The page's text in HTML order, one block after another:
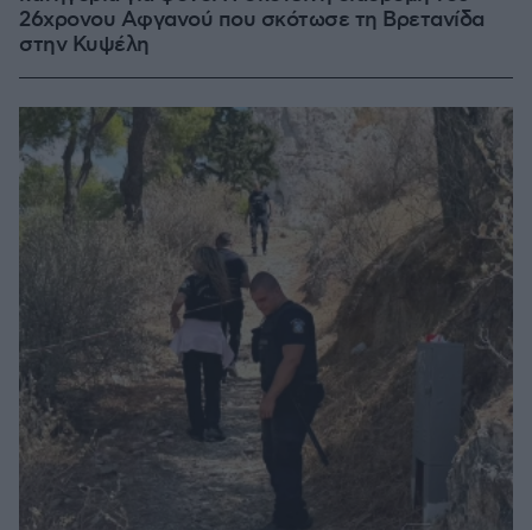
26χρονου Αφγανού που σκότωσε τη Βρετανίδα
στην Κυψέλη